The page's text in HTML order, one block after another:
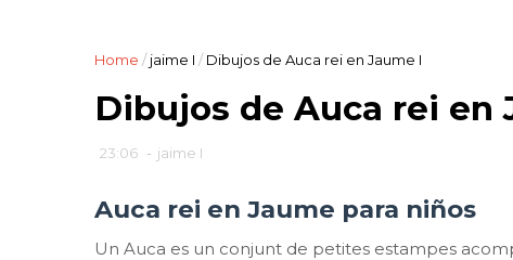
Home / jaime I / Dibujos de Auca rei en Jaume I
Dibujos de Auca rei en
23:06 - jaime I
Auca rei en Jaume para niños
Un Auca es un conjunt de petites estampes